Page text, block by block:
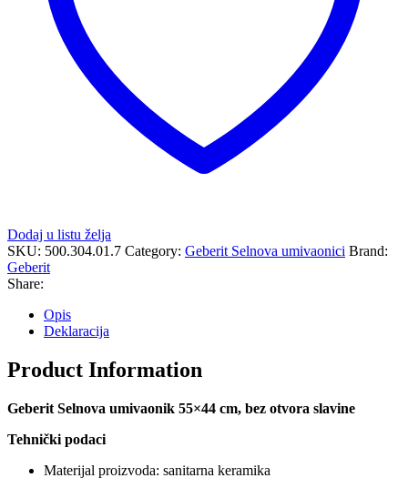
Dodaj u listu želja
SKU: 500.304.01.7 Category: Geberit Selnova umivaonici Brand:
Geberit
Share:
Opis
Deklaracija
Product Information
Geberit Selnova umivaonik 55×44 cm, bez otvora slavine
Tehnički podaci
Materijal proizvoda: sanitarna keramika